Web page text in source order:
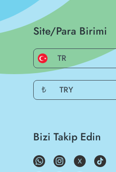
Site/Para Birimi
TR
₺ TRY
Bizi Takip Edin